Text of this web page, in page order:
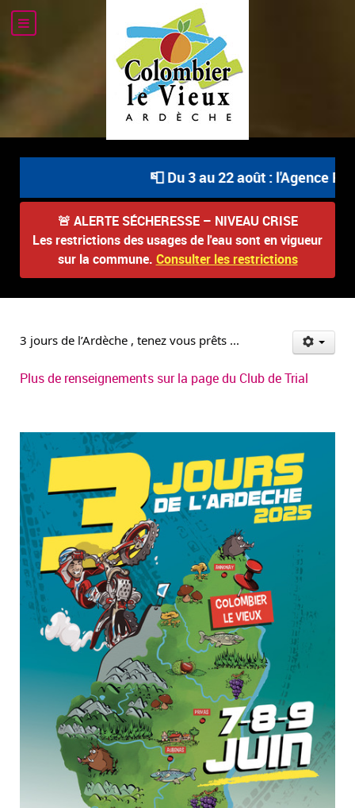
📮 Du 3 au 22 août : l'Agence
🚨 ALERTE SÉCHERESSE – NIVEAU CRISE
Les restrictions des usages de l'eau sont en vigueur
sur la commune. Consulter les restrictions
3 jours de l’Ardèche , tenez vous prêts ...
Plus de renseignements sur la page du Club de Trial